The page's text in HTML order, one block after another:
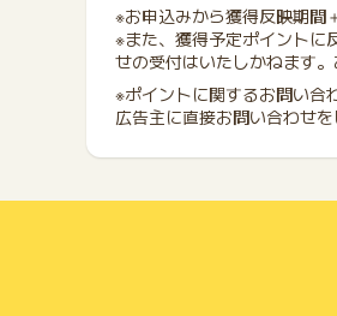
※お申込みから獲得反映期間
※また、獲得予定ポイントに
せの受付はいたしかねます
※ポイントに関するお問い合
広告主に直接お問い合わせ